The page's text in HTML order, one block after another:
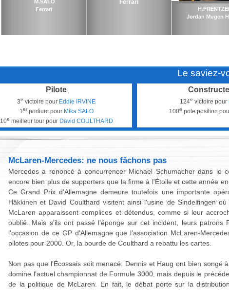
M.SALO
Ferrari
Ferrari
Jordan Mugen
Le saviez-
Pilote
3e victoire pour Eddie IRVINE
1er podium pour Mika SALO
10e meilleur tour pour David COULTHARD
124e victoire pour
100e pole position
McLaren-Mercedes: ne nous fâchons pas
Mercedes a renoncé à concurrencer Michael Schumacher dans
encore bien plus de supporters que la firme à l'Étoile et cette année
Ce Grand Prix d'Allemagne demeure toutefois une importante
Häkkinen et David Coulthard visitent ainsi l'usine de Sindelfingen
McLaren apparaissent complices et détendus, comme si leur
oublié. Mais s'ils ont passé l'éponge sur cet incident, leurs
l'occasion de ce GP d'Allemagne que l'association McLaren-
pilotes pour 2000. Or, la bourde de Coulthard a rebattu les cartes.
Non pas que l'Écossais soit menacé. Dennis et Haug ont bien
domine l'actuel championnat de Formule 3000, mais depuis le
de la politique de McLaren. En fait, le débat porte sur la